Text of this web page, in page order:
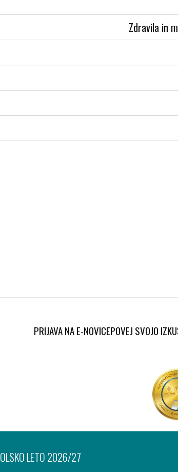
Zdravila in
PRIJAVA NA E-NOVICEPOVEJ SVOJO
LETO 2026/27